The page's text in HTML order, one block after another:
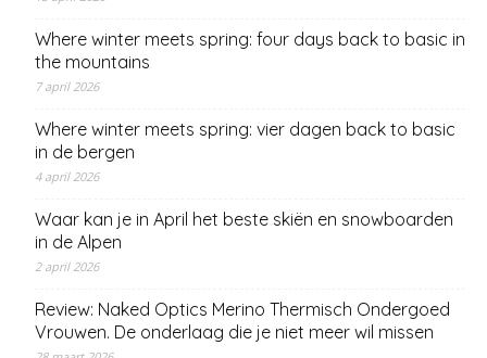
Where winter meets spring: four days back to basic in
the mountains
7 april 2026
Where winter meets spring: vier dagen back to basic
in de bergen
4 april 2026
Waar kan je in April het beste skiën en snowboarden
in de Alpen
2 april 2026
Review: Naked Optics Merino Thermisch Ondergoed
Vrouwen. De onderlaag die je niet meer wil missen